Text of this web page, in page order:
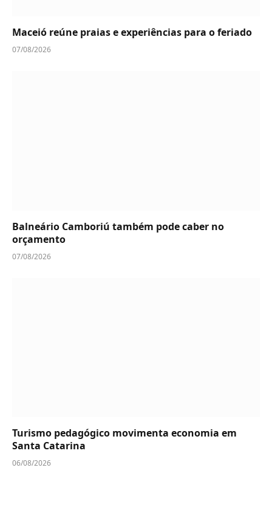
Maceió reúne praias e experiências para o feriado
07/08/2026
Balneário Camboriú também pode caber no
orçamento
07/08/2026
Turismo pedagógico movimenta economia em
Santa Catarina
06/08/2026